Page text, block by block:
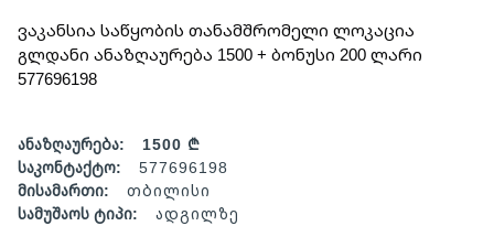
ვაკანსია საწყობის თანამშრომელი ლოკაცია
გლდანი ანაზღაურება 1500 + ბონუსი 200 ლარი
577696198
ანაზღაურება:
1500 ₾
საკონტაქტო:
577696198
მისამართი:
თბილისი
სამუშაოს ტიპი:
ადგილზე